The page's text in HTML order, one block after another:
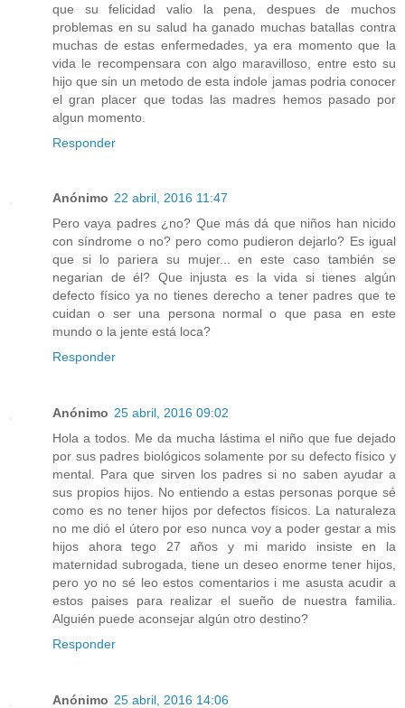
que su felicidad valio la pena, despues de muchos
problemas en su salud ha ganado muchas batallas contra
muchas de estas enfermedades, ya era momento que la
vida le recompensara con algo maravilloso, entre esto su
hijo que sin un metodo de esta indole jamas podria conocer
el gran placer que todas las madres hemos pasado por
algun momento.
Responder
Anónimo 22 abril, 2016 11:47
Pero vaya padres ¿no? Que más dá que niños han nicido
con síndrome o no? pero como pudieron dejarlo? Es igual
que si lo pariera su mujer... en este caso también se
negarian de él? Que injusta es la vida si tienes algún
defecto físico ya no tienes derecho a tener padres que te
cuidan o ser una persona normal o que pasa en este
mundo o la jente está loca?
Responder
Anónimo 25 abril, 2016 09:02
Hola a todos. Me da mucha lástima el niño que fue dejado
por sus padres biológicos solamente por su defecto físico y
mental. Para que sirven los padres si no saben ayudar a
sus propios hijos. No entiendo a estas personas porque sé
como es no tener hijos por defectos físicos. La naturaleza
no me dió el útero por eso nunca voy a poder gestar a mis
hijos ahora tego 27 años y mi marido insiste en la
maternidad subrogada, tiene un deseo enorme tener hijos,
pero yo no sé leo estos comentarios i me asusta acudir a
estos paises para realizar el sueño de nuestra familia.
Alguién puede aconsejar algún otro destino?
Responder
Anónimo 25 abril, 2016 14:06